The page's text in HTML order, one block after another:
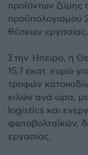
προϊόντων ζύμης
προϋπολογισμού
θέσεων εργασίας.
Στην Ήπειρο, η
15,7 εκατ. ευρώ
τροφών
κιλών ανά ώρα,
logistics και
φωτοβολταϊκών,
εργασίας.